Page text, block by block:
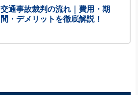
交通事故裁判の流れ｜費用・期
間・デメリットを徹底解説！